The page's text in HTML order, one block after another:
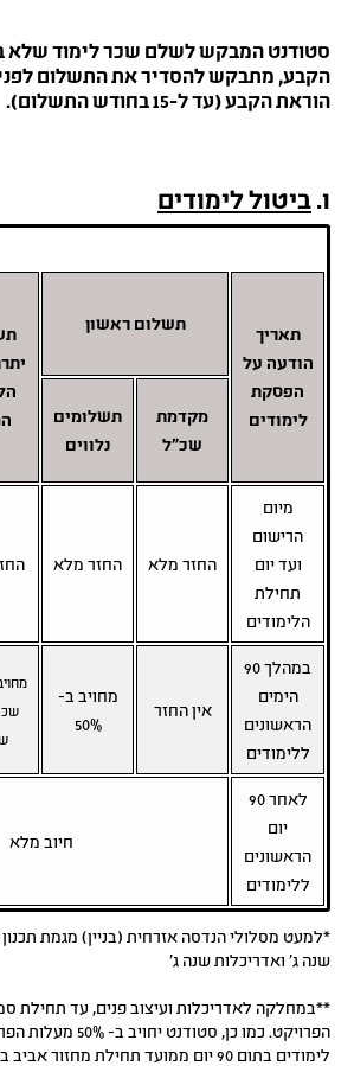
סטודנט המבקש לשלם שכר לימוד שלא
הקבע, מתבקש להסדיר את התשלום
הוראתהקבע (עד ל-15 בחודש התשלום) .
ו.ביטול לימודים
תאריך
הודעה על
הפסקת
לימודים
תשלום ראשון
מקדמת
שכ"ל
תשלומים
נלווים
מיום
הרישום
ועד יום
תחילת
הלימודים
החזר מלא החזר מלא
במהלך 90
הימים
הראשונים
ללימודים
אין החזר
מחויב ב-
50%
לאחר 90
יום
הראשונים
ללימודים
חיוב מלא
*למעט מסלולי הנדסה אזרחית (בניין) מגמת
שנה ג' ואדריכלות שנה ג'
**במחלקה לאדריכלות ועיצוב פנים, עד תחילת
הפרויקט. כמו כן,
לימודים בתום 90 יום ממועד תחילת מחזור אביב באותה שנה.